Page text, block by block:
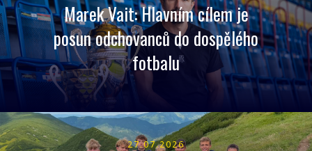
Marek Vait: Hlavním cílem je
posun odchovanců do dospělého
fotbalu
27.07.2026